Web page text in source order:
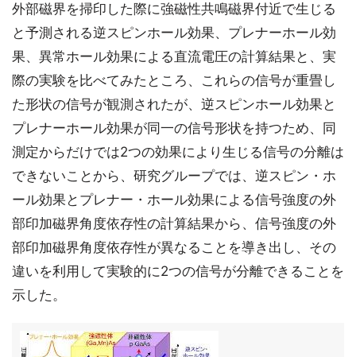
外部磁界を掃印した際に強磁性共鳴磁界付近で生じる
と予測される逆スピンホール効果、プレナーホール効
果、異常ホール効果による直流電圧の計算結果と、実
際の実験を比べてみたところ、これらの信号が重畳し
た形状の信号が観測されたが、逆スピンホール効果と
プレナーホール効果が同一の信号形状を持つため、同
測定からだけでは2つの効果により生じる信号の分離は
できないことから、研究グループでは、逆スピン・ホ
ール効果とプレナー・ホール効果による信号強度の外
部印加磁界角度依存性の計算結果から、信号強度の外
部印加磁界角度依存性が異なることを導き出し、その
違いを利用して実験的に2つの信号が分離できることを
示した。